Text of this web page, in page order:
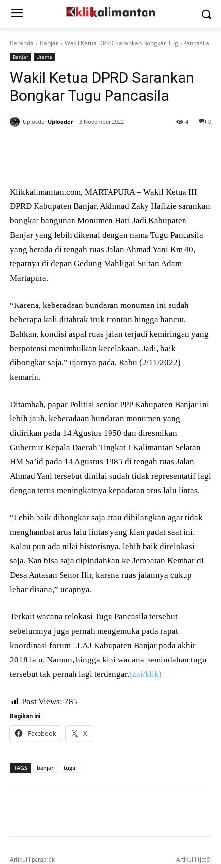
Beranda Banjar Wakil Ketua DPRD Sarankan Bongkar Tugu Pancasila
Banjar Utama
Wakil Ketua DPRD Sarankan
Bongkar Tugu Pancasila
Uploader Uploader 3 November 2022 0
4
Klikkalimantan.com, MARTAPURA – Wakil Ketua III
DPRD Kabupaten Banjar, Akhmad Zaky Hafizie sarankan
bongkar bangunan Monumen Hari Jadi Kabupaten
Banjar yang lebih dikenal dengan nama Tugu Pancasila
yang berada di tengah ruas Jalan Ahmad Yani Km 40,
tepatnya di depan Gedung Mahligai Sultan Adam
Martapura.
“Karena, keberadaan bundaran monumen ini sudah
beberapa kali ditabrak truk tronton hingga hancur.
Bahkan, kondisi aspal ruas jalan terjadi kemiringan yang
berpotensi menimbulkan kecelakaan. Jadi, baik
dibongkar saja,” ujarnya pada, Rabu (2/11/2022)
kemarin.
Ditambah, papar Politisi senior PPP Kabupaten Banjar ini
lebih jauh, keberadaan bundaran monumen yang
didirikan pada 14 Agustus 1950 dan diresmikan
Gubernur Kepala Daerah Tingkat I Kalimantan Selatan
HM Sa’id pada 14 Agustus 1985 di tengah ruas Jalan
Ahmad Yani tersebut dinilai sudah tidak representatif lagi
dengan terus meningkatnya kepadatan arus lalu lintas.
“Lebih baik dibongkar saja atau dihilangkan agar tidak
menghambat arus lalu lintas yang kian padat saat ini.
Kalau pun ada nilai historisnya, lebih baik direlokasi
saja. Kan bisa saja dipindahkan ke Jembatan Kembar di
Desa Antasan Senor Ilir, karena ruas jalannya cukup
lebar disana,” ucapnya.
Terkait wacana relokasi Tugu Pancasila tersebut
sebelumnya juga pernah mengemuka pada rapat
koordinasi forum LLAJ Kabupaten Banjar pada akhir
2018 lalu. Namun, hingga kini wacana pemindahan tugu
tersebut tak pernah lagi terdengar.(zai/klik)
Post Views: 785
Bagikan ini:
Facebook X
TAGS banjar tugu
Artikulli paraprak Artikulli tjetër